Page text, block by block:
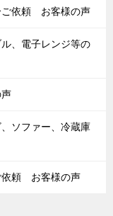
ご依頼 お客様の声
、電子レンジ等の
ソファー、冷蔵庫
依頼 お客様の声